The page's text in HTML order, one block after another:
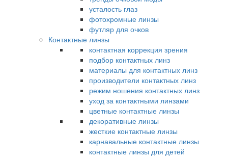
усталость глаз
фотохромные линзы
футляр для очков
Контактные линзы
контактная коррекция зрения
подбор контактных линз
материалы для контактных линз
производители контактных линз
режим ношения контактных линз
уход за контактными линзами
цветные контактные линзы
декоративные линзы
жесткие контактные линзы
карнавальные контактные линзы
контактные линзы для детей